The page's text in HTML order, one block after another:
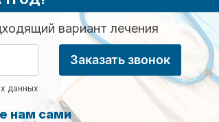
вариант лечения
данных
Заказать звонок
нам сами